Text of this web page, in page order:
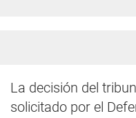
La decisión del
solicitado por el